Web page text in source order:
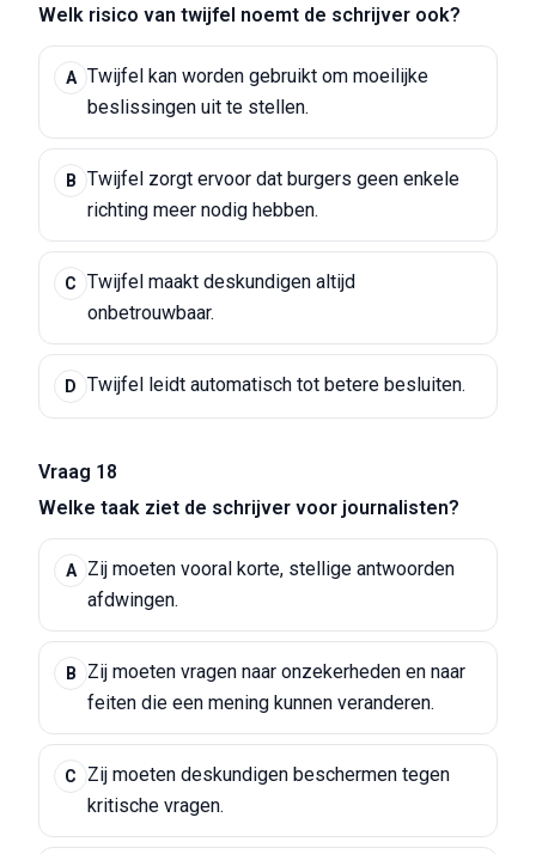
Welk risico van twijfel noemt de schrijver ook?
A Twijfel kan worden gebruikt om moeilijke
beslissingen uit te stellen.
B
Twijfel zorgt ervoor dat burgers geen enkele
richting meer nodig hebben.
C
Twijfel maakt deskundigen altijd
onbetrouwbaar.
D Twijfel leidt automatisch tot betere besluiten.
Vraag 18
Welke taak ziet de schrijver voor journalisten?
A
Zij moeten vooral korte, stellige antwoorden
afdwingen.
B
Zij moeten vragen naar onzekerheden en naar
feiten die een mening kunnen veranderen.
C
Zij moeten deskundigen beschermen tegen
kritische vragen.